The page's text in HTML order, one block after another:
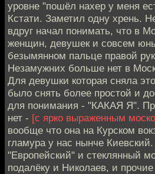
уровне "пошёл нахер у меня
Кстати. Заметил одну хрень.
вдруг начал понимать, что в
женщин, девушек и совсем
безымянном пальце правой
Незамужних больше нет в
Для девушки которая сняла
было снять более простой и
для понимания - "КАКАЯ Я".
нет - [с ярко выраженным
вообще что она на Курском
гламура у нас нынче
"Европейский" и стеклянный
подалёку и Николаев, и